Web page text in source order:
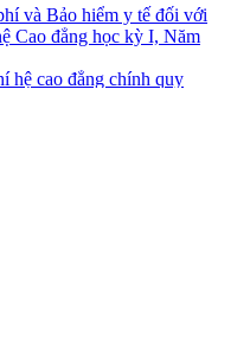
và Bảo hiểm y tế đối với
Cao đẳng học kỳ I, Năm
hệ cao đẳng chính quy
- 2027
giáo dục pháp luật về
cực năm 2026
lợi ích năm 2026
chức danh nghề nghiệp
nghiệp từ hạng III lên